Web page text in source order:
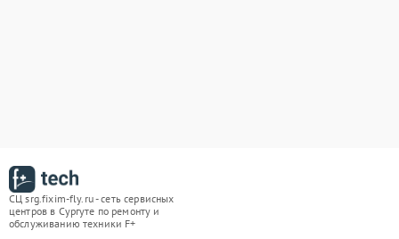
СЦ srg.fixim-fly.ru - сеть сервисных
центров в Сургуте по ремонту и
обслуживанию техники F+